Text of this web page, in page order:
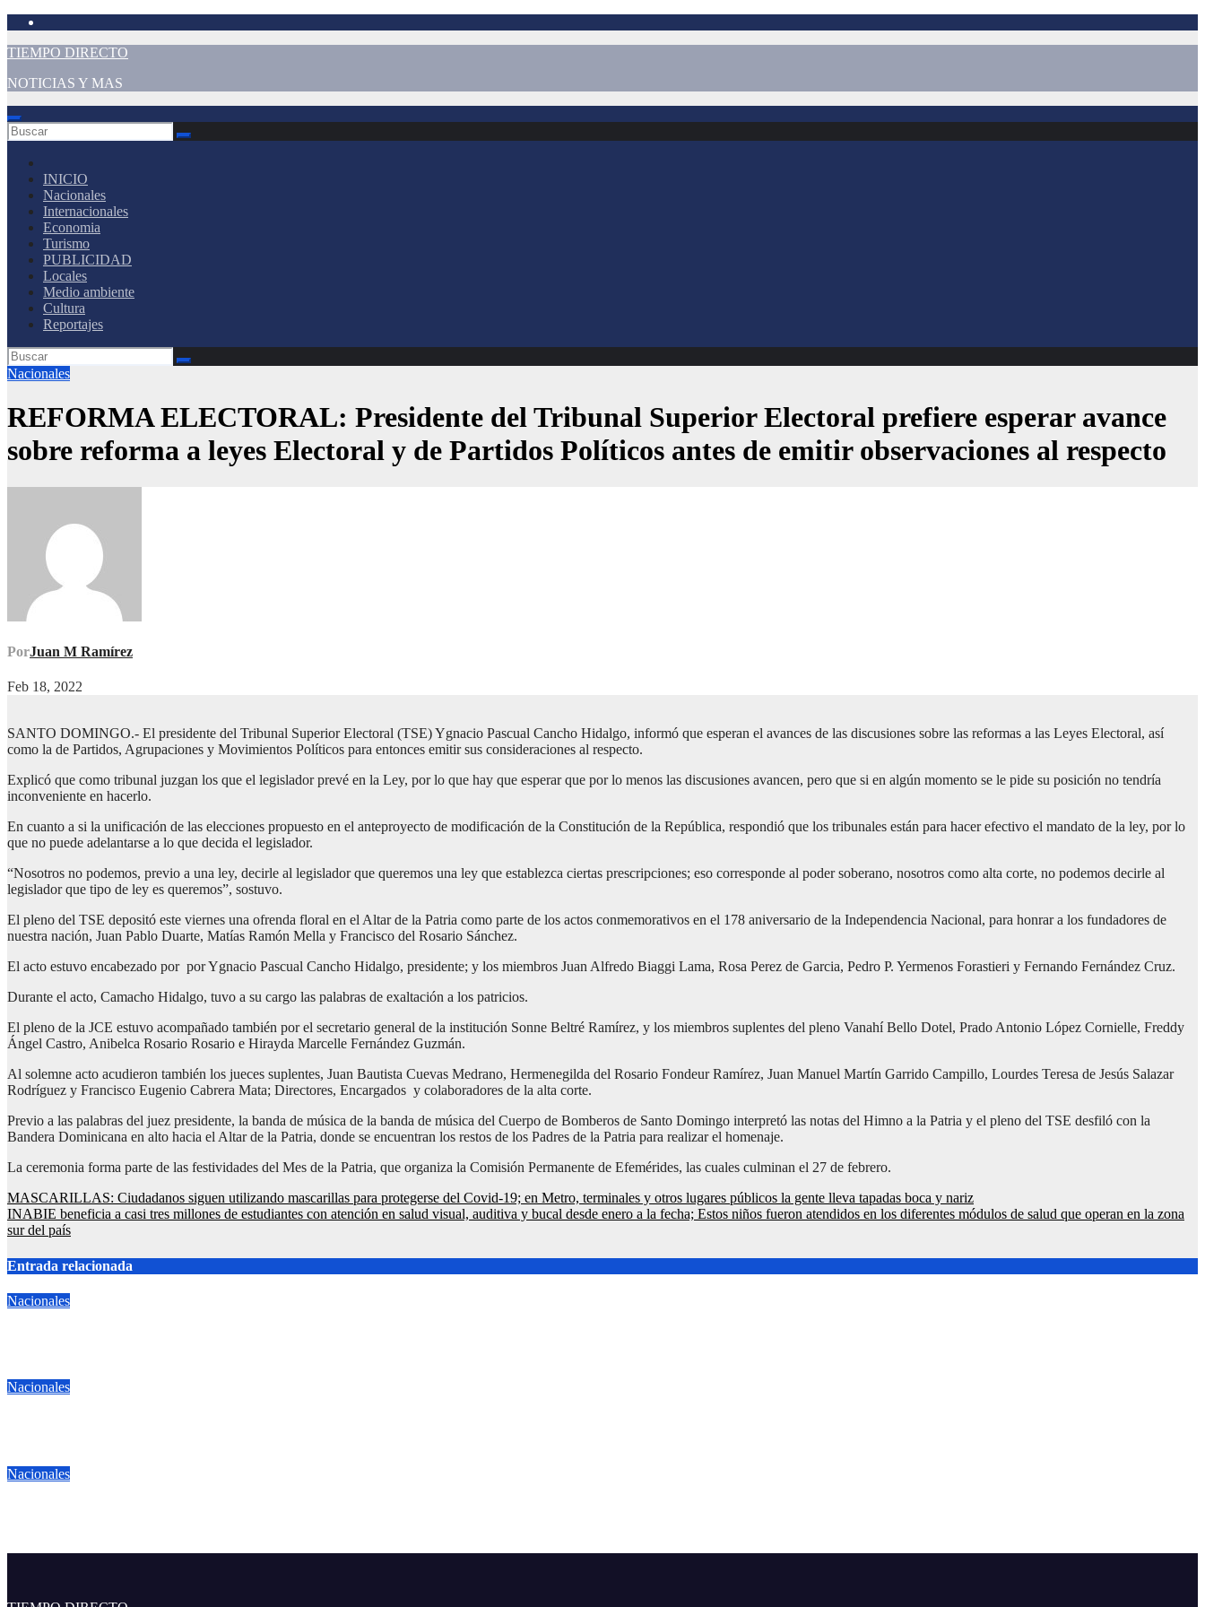
Saltar
contenido
TIEMPO DIRECTO
NOTICIAS Y MAS
INICIO
Nacionales
Internacionales
Economia
Turismo
PUBLICIDAD
Locales
Medio ambiente
Cultura
Reportajes
Nacionales
REFORMA ELECTORAL: Presidente del Tribunal Superior Electoral prefiere esperar avance
sobre reforma a leyes Electoral y de Partidos Políticos antes de emitir observaciones al respecto
PorJuan M Ramírez
Feb 18, 2022
SANTO DOMINGO.- El presidente del Tribunal Superior Electoral (TSE) Ygnacio Pascual Cancho Hidalgo, informó que esperan el avances de las discusiones sobre las reformas a las Leyes Electoral, así
como la de Partidos, Agrupaciones y Movimientos Políticos para entonces emitir sus consideraciones al respecto.
Explicó que como tribunal juzgan los que el legislador prevé en la Ley, por lo que hay que esperar que por lo menos las discusiones avancen, pero que si en algún momento se le pide su posición no tendría
inconveniente en hacerlo.
En cuanto a si la unificación de las elecciones propuesto en el anteproyecto de modificación de la Constitución de la República, respondió que los tribunales están para hacer efectivo el mandato de la ley, por lo
que no puede adelantarse a lo que decida el legislador.
“Nosotros no podemos, previo a una ley, decirle al legislador que queremos una ley que establezca ciertas prescripciones; eso corresponde al poder soberano, nosotros como alta corte, no podemos decirle al
legislador que tipo de ley es queremos”, sostuvo.
El pleno del TSE depositó este viernes una ofrenda floral en el Altar de la Patria como parte de los actos conmemorativos en el 178 aniversario de la Independencia Nacional, para honrar a los fundadores de
nuestra nación, Juan Pablo Duarte, Matías Ramón Mella y Francisco del Rosario Sánchez.
El acto estuvo encabezado por por Ygnacio Pascual Cancho Hidalgo, presidente; y los miembros Juan Alfredo Biaggi Lama, Rosa Perez de Garcia, Pedro P. Yermenos Forastieri y Fernando Fernández Cruz.
Durante el acto, Camacho Hidalgo, tuvo a su cargo las palabras de exaltación a los patricios.
El pleno de la JCE estuvo acompañado también por el secretario general de la institución Sonne Beltré Ramírez, y los miembros suplentes del pleno Vanahí Bello Dotel, Prado Antonio López Cornielle, Freddy
Ángel Castro, Anibelca Rosario Rosario e Hirayda Marcelle Fernández Guzmán.
Al solemne acto acudieron también los jueces suplentes, Juan Bautista Cuevas Medrano, Hermenegilda del Rosario Fondeur Ramírez, Juan Manuel Martín Garrido Campillo, Lourdes Teresa de Jesús Salazar
Rodríguez y Francisco Eugenio Cabrera Mata; Directores, Encargados y colaboradores de la alta corte.
Previo a las palabras del juez presidente, la banda de música de la banda de música del Cuerpo de Bomberos de Santo Domingo interpretó las notas del Himno a la Patria y el pleno del TSE desfiló con la
Bandera Dominicana en alto hacia el Altar de la Patria, donde se encuentran los restos de los Padres de la Patria para realizar el homenaje.
La ceremonia forma parte de las festividades del Mes de la Patria, que organiza la Comisión Permanente de Efemérides, las cuales culminan el 27 de febrero.
Navegación
de
MASCARILLAS: Ciudadanos siguen utilizando mascarillas para protegerse del Covid-19; en Metro, terminales y otros lugares públicos la gente lleva tapadas boca y nariz
INABIE beneficia a casi tres millones de estudiantes con atención en salud visual, auditiva y bucal desde enero a la fecha; Estos niños fueron atendidos en los diferentes módulos de salud que operan en la zona
sur del país
Entrada relacionada
Nacionales
Nacionales
Nacionales